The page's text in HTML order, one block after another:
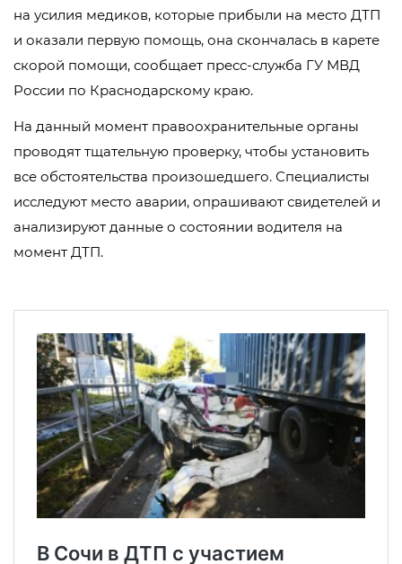
на усилия медиков, которые прибыли на место ДТП
и оказали первую помощь, она скончалась в карете
скорой помощи, сообщает пресс-служба ГУ МВД
России по Краснодарскому краю.
На данный момент правоохранительные органы
проводят тщательную проверку, чтобы установить
все обстоятельства произошедшего. Специалисты
исследуют место аварии, опрашивают свидетелей и
анализируют данные о состоянии водителя на
момент ДТП.